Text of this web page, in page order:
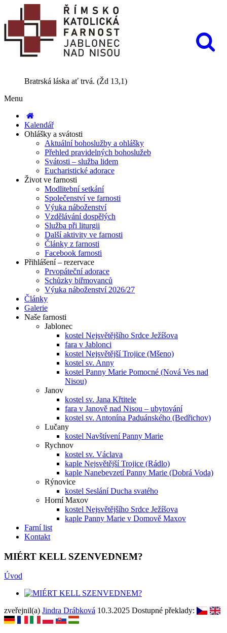
Bratrská láska ať trvá. (Žd 13,1)
Menu
Kalendář
Ohlášky a svátosti
Aktuální bohoslužby a ohlášky
Přehled pravidelných bohoslužeb
Svátosti – služba lidem
Eucharistické adorace
Život ve farnosti
Modlitební setkání
Společenství ve farnosti
Výuka náboženství
Vzdělávání dospělých
Služba při liturgii
Další aktivity ve farnosti
Články z farnosti
Facebook farnosti
Přihlášení – rezervace
Prvopáteční adorace
Schůzky biřmovanců
Výuka náboženství 2026/27
Články
Galerie
Naše farnosti
Jablonec
kostel Nejsvětějšího Srdce Ježíšova
fara v Jablonci
kostel Nejsvětější Trojice (Mšeno)
kostel sv. Anny
kostel Panny Marie Pomocné (Nová Ves nad
Nisou)
Janov
kostel sv. Jana Křtitele
fara v Janově nad Nisou – ubytování
kostel sv. Antonína Paduánského (Bedřichov)
Lučany
kostel Navštívení Panny Marie
Rychnov
kostel sv. Václava
kaple Nejsvětější Trojice (Rádlo)
kaple Nanebevzetí Panny Marie (Dobrá Voda)
Rýnovice
kostel Seslání Ducha svatého
Horní Maxov
kostel Nejsvětějšího Srdce Ježíšova
kaple Panny Marie v Domově Maxov
Farní list
Kontakt
MIÉRT KELL SZENVEDNEM?
Úvod
zveřejnil(a) Jindra Drábková 10.3.2025 Dostupné překlady: